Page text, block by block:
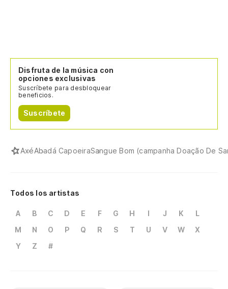
Disfruta de la música con
opciones exclusivas
Suscríbete para desbloquear
beneficios.
Suscríbete
AxéAbadá CapoeiraSangue Bom (campanha Doação De
Todos los artistas
A B C D E F G H I J K
L
M
N O P Q R S T U V W
X
Y
Z #